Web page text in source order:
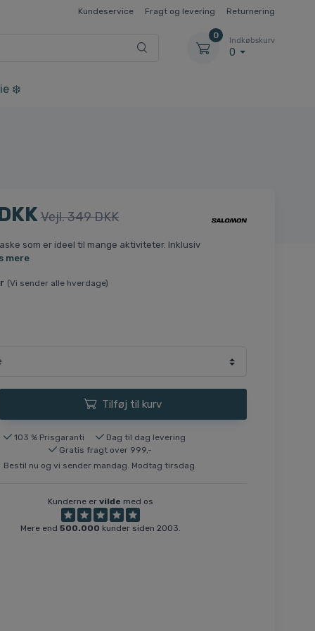
Kundeservice Fragt og levering Returnering
0
Indkøbskurv
0
❄️
Vejl. 349 DKK
som er ideel til mange aktiviteter. Inklusiv
mere
(Vi sender alle hverdage)
Tilføj til kurv
103 % Prisgaranti
Dag til dag levering
Gratis fragt over 999,-
Bestil nu og vi sender mandag. Modtag tirsdag.
Kunderne er vilde med os
Mere end 500.000 kunder siden 2003.